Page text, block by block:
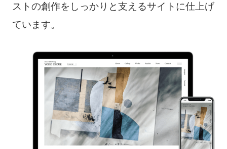
ストの創作をしっかりと支えるサイトに仕上げ
ています。